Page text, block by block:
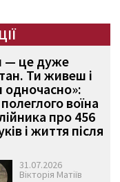
— це дуже
Ти живеш і
воїна
про 456
і життя після
31.07.2026
Вікторія Матіїв